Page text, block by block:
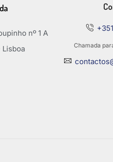
nº 1 A
Lisboa
Chamada